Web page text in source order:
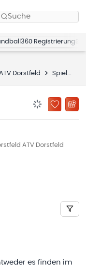
Suche
Registrierung
Dorstfeld Spielplan
ZU
ATV Dorstfeld
es finden im